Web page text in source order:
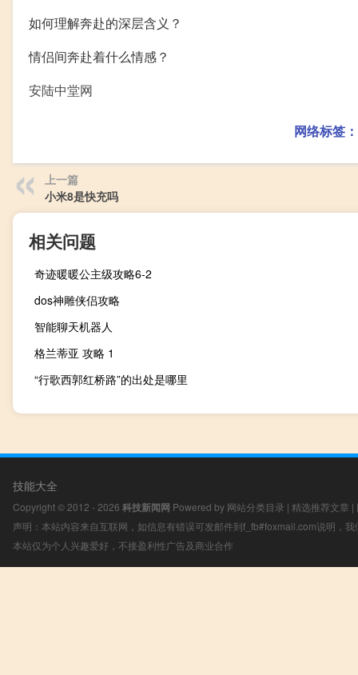
如何理解奔赴的深层含义？
情侣间奔赴着什么情感？
安陆中堂网
网络标签：
上一篇
小米8是快充吗
相关问题
奇迹暖暖公主级攻略6-2
dos神雕侠侣攻略
智能聊天机器人
格兰蒂亚 攻略 1
“行歌西郭红桥路”的出处是哪里
技能大全
Copyright © 2012 - 2026 科技新闻网 Powered by 网站分类目录 | 精选推荐文章 |
声明：本站内容来自互联网，如信息有错误可发邮件到f_fb#foxmail.com说明，
本站仅为个人兴趣爱好，不接盈利性广告及商业合作